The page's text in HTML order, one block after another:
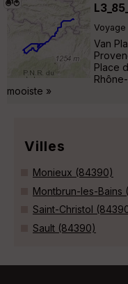
Van
Place
mooiste »
Villes
Monieux (84390)
Montbrun-les-Bains
Saint-Christol
Sault (84390)